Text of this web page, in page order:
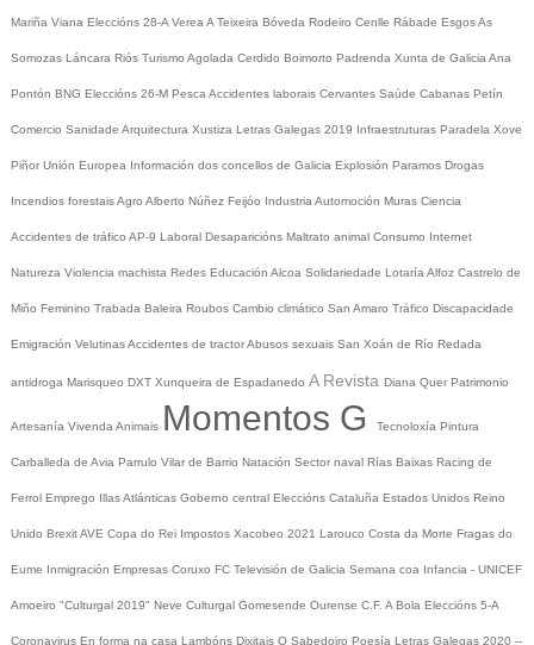
Mariña Viana Eleccións 28-A Verea A Teixeira Bóveda Rodeiro Cenlle Rábade EsgosAs
Somozas Láncara Riós Turismo Agolada Cerdido Boimorto Padrenda Xunta de Galicia Ana
Pontón BNG Eleccións 26-M Pesca Accidentes laborais Cervantes Saúde Cabanas Petín
Comercio Sanidade Arquitectura Xustiza Letras Galegas 2019 Infraestruturas Paradela Xove
Piñor Unión Europea Información dos concellos de Galicia Explosión Paramos Drogas
Incendios forestaisAgro Alberto Núñez Feijóo Industria Automoción Muras Ciencia
Accidentes de tráfico AP-9 Laboral Desaparicións Maltrato animal Consumo Internet
Natureza Violencia machista Redes Educación Alcoa Solidariedade Lotaría Alfoz Castrelo de
Miño Feminino Trabada Baleira Roubos Cambio climático San Amaro Tráfico Discapacidade
Emigración VelutinasAccidentes de tractorAbusos sexuais San Xoán de Río Redada
antidroga Marisqueo DXT Xunqueira de Espadanedo A Revista Diana Quer Patrimonio
Artesanía Vivenda Animais Momentos G Tecnoloxía Pintura
Carballeda de Avia Parrulo Vilar de Barrio Natación Sector naval Rías Baixas Racing de
Ferrol Emprego Illas Atlánticas Goberno central Eleccións Cataluña Estados Unidos Reino
Unido BrexitAVE Copa do Rei Impostos Xacobeo 2021 Larouco Costa da Morte Fragas do
Eume Inmigración Empresas Coruxo FC Televisión de Galicia Semana coa Infancia - UNICEF
Amoeiro "Culturgal 2019" Neve Culturgal Gomesende Ourense C.F. A Bola Eleccións 5-A
Coronavirus En forma na casa Lambóns Dixitais O Sabedoiro Poesía Letras Galegas 2020 --